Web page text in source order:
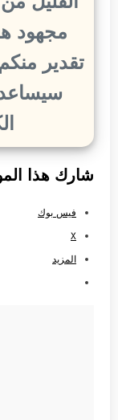
مجهود
تقدير
شارك هذا
فيس بوك
X
المزيد